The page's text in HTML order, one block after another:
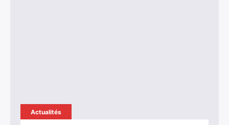
Actualités